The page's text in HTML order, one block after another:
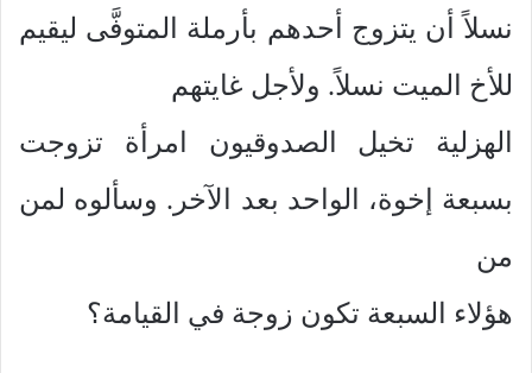
نسلاً أن يتزوج أحدهم بأرملة المتوفَّى ليقيم
للأخ الميت نسلاً. ولأجل غايتهم
الهزلية تخيل الصدوقيون امرأة تزوجت
بسبعة إخوة، الواحد بعد الآخر. وسألوه لمن
من
هؤلاء السبعة تكون زوجة في القيامة؟